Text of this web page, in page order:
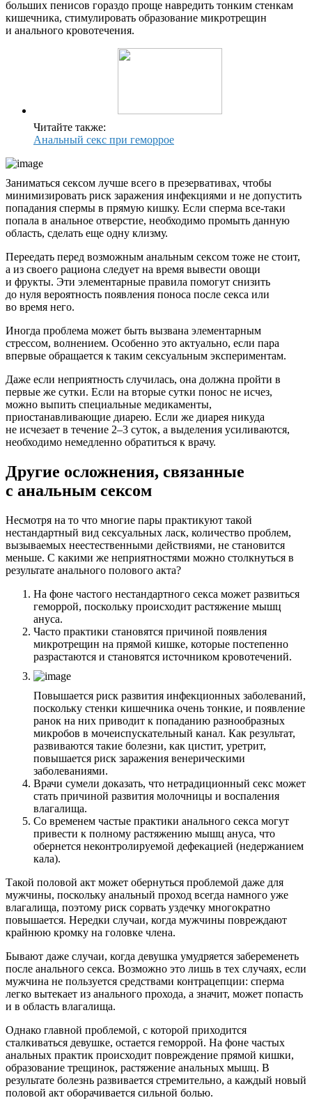
больших пенисов гораздо проще навредить тонким стенкам
кишечника, стимулировать образование микротрещин
и анального кровотечения.
Читайте также:
Анальный секс при геморрое
Заниматься сексом лучше всего в презервативах, чтобы
минимизировать риск заражения инфекциями и не допустить
попадания спермы в прямую кишку. Если сперма все-таки
попала в анальное отверстие, необходимо промыть данную
область, сделать еще одну клизму.
Переедать перед возможным анальным сексом тоже не стоит,
а из своего рациона следует на время вывести овощи
и фрукты. Эти элементарные правила помогут снизить
до нуля вероятность появления поноса после секса или
во время него.
Иногда проблема может быть вызвана элементарным
стрессом, волнением. Особенно это актуально, если пара
впервые обращается к таким сексуальным экспериментам.
Даже если неприятность случилась, она должна пройти в
первые же сутки. Если на вторые сутки понос не исчез,
можно выпить специальные медикаменты,
приостанавливающие диарею. Если же диарея никуда
не исчезает в течение 2–3 суток, а выделения усиливаются,
необходимо немедленно обратиться к врачу.
Другие осложнения, связанные
с анальным сексом
Несмотря на то что многие пары практикуют такой
нестандартный вид сексуальных ласк, количество проблем,
вызываемых неестественными действиями, не становится
меньше. С какими же неприятностями можно столкнуться в
результате анального полового акта?
На фоне частого нестандартного секса может развиться
геморрой, поскольку происходит растяжение мышц
ануса.
Часто практики становятся причиной появления
микротрещин на прямой кишке, которые постепенно
разрастаются и становятся источником кровотечений.
Повышается риск развития инфекционных заболеваний,
поскольку стенки кишечника очень тонкие, и появление
ранок на них приводит к попаданию разнообразных
микробов в мочеиспускательный канал. Как результат,
развиваются такие болезни, как цистит, уретрит,
повышается риск заражения венерическими
заболеваниями.
Врачи сумели доказать, что нетрадиционный секс может
стать причиной развития молочницы и воспаления
влагалища.
Со временем частые практики анального секса могут
привести к полному растяжению мышц ануса, что
обернется неконтролируемой дефекацией (недержанием
кала).
Такой половой акт может обернуться проблемой даже для
мужчины, поскольку анальный проход всегда намного уже
влагалища, поэтому риск сорвать уздечку многократно
повышается. Нередки случаи, когда мужчины повреждают
крайнюю кромку на головке члена.
Бывают даже случаи, когда девушка умудряется забеременеть
после анального секса. Возможно это лишь в тех случаях, если
мужчина не пользуется средствами контрацепции: сперма
легко вытекает из анального прохода, а значит, может попасть
и в область влагалища.
Однако главной проблемой, с которой приходится
сталкиваться девушке, остается геморрой. На фоне частых
анальных практик происходит повреждение прямой кишки,
образование трещинок, растяжение анальных мышц. В
результате болезнь развивается стремительно, а каждый новый
половой акт оборачивается сильной болью.